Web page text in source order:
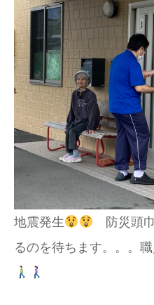
地震発生
防災頭
るのを待ちます。。。